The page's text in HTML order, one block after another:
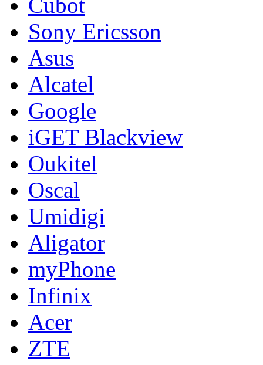
Sony Ericsson
Asus
Alcatel
Google
iGET Blackview
Oukitel
Oscal
Umidigi
Aligator
myPhone
Infinix
Acer
ZTE